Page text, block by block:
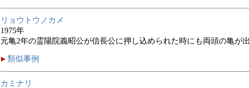
リョウトウノカメ
1975年
元亀2年の霊陽院義昭公が信長公に押し込められた時にも両頭の亀が出
類似事例
カミナリ